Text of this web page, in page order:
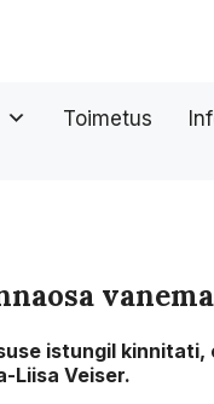
Toimetus
istungil
Liisa Veiser.